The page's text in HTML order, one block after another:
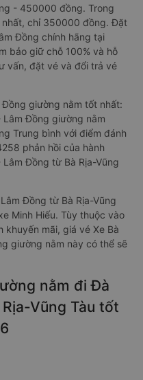
- 450000 đồng. Trong
nhất, chỉ 350000 đồng. Đặt
Đồng chính hãng tại
bảo giữ chỗ 100% và hỗ
vấn, đặt vé và đổi trả vé
Đồng giường nằm tốt nhất:
Lâm Đồng giường nằm
Trung bình với điểm đánh
phản hồi của hành
Đồng từ Bà Rịa-Vũng
Đồng từ Bà Rịa-Vũng
Minh Hiếu. Tùy thuộc vào
mãi, giá vé Xe Bà
giường nằm này có thể sẽ
nằm đi Đà
Vũng Tàu tốt